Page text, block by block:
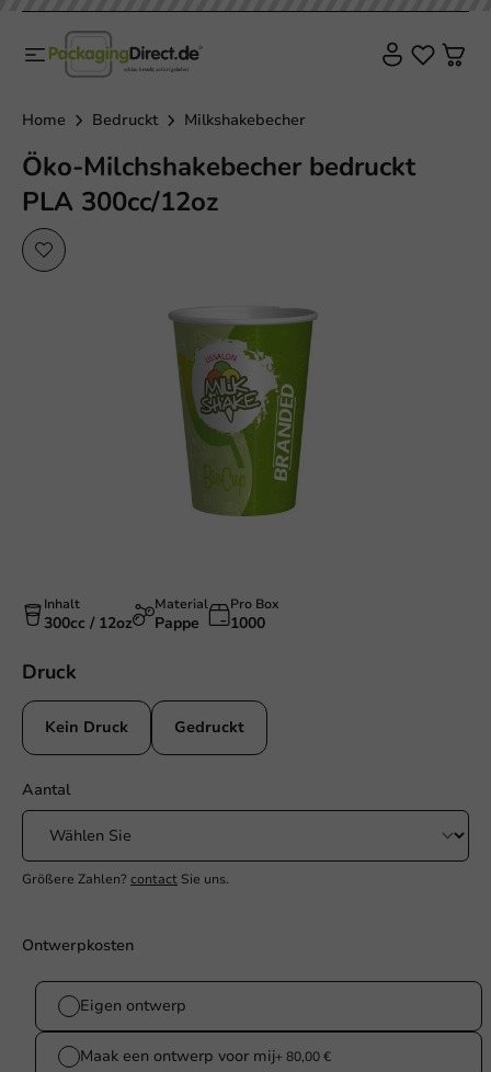
Home Bedruckt Milkshakebecher
Öko-Milchshakebecher bedruckt
PLA 300cc/12oz
Inhalt
300cc / 12oz
Material
Pappe
Pro Box
1000
Druck
Kein Druck Gedruckt
Aantal
Größere Zahlen? contact Sie uns.
Ontwerpkosten
Eigen ontwerp
Maak een ontwerp voor mij+ 80,00 €